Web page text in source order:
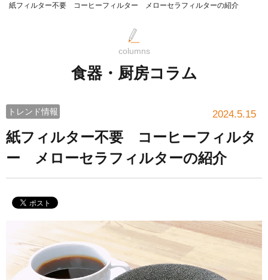
紙フィルター不要 コーヒーフィルター メローセラフィルターの紹介
columns
食器・厨房コラム
トレンド情報 2024.5.15
紙フィルター不要 コーヒーフィルタ
ー メローセラフィルターの紹介